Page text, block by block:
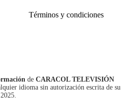
Términos y condiciones
de CARACOL TELEVISIÓN
idioma sin autorización escrita de su